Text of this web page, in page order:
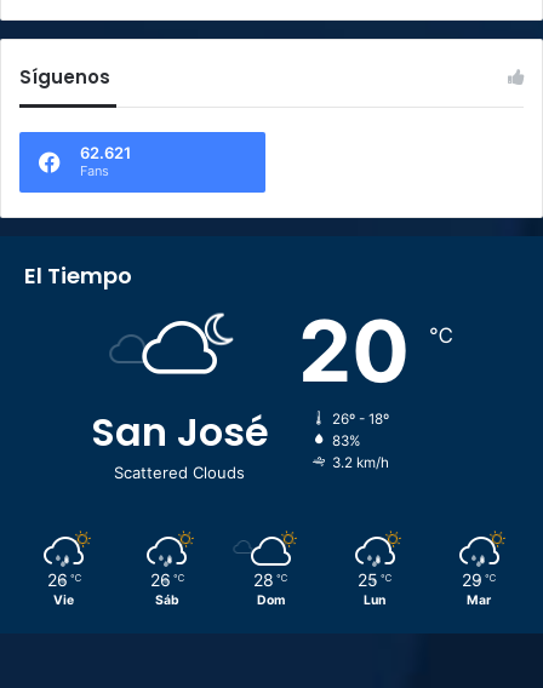
Síguenos
62.621
Fans
El Tiempo
San José
Scattered Clouds
20 ℃
26º - 18º
83%
3.2 km/h
26 ℃
Vie
26 ℃
Sáb
28 ℃
Dom
25 ℃
Lun
29 ℃
Mar